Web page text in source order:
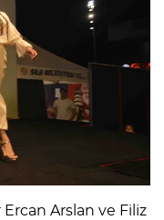
Arslan ve Filiz